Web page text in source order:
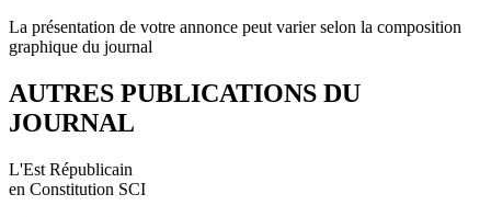
La présentation de votre annonce peut varier selon la composition
graphique du journal
AUTRES PUBLICATIONS DU
JOURNAL
L'Est Républicain
en Constitution SCI